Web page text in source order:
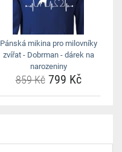
Pánská mikina pro milovníky
zvířat - Dobrman - dárek na
narozeniny
859 Kč799 Kč